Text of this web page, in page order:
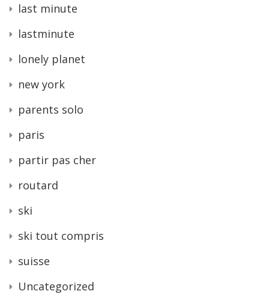
last minute
lastminute
lonely planet
new york
parents solo
paris
partir pas cher
routard
ski
ski tout compris
suisse
Uncategorized